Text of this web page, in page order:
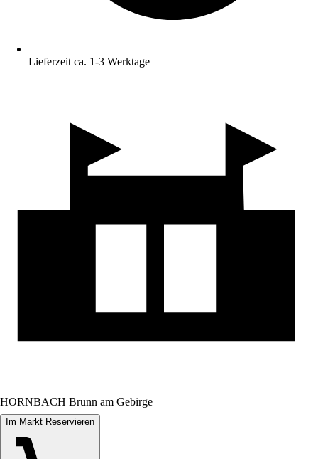
Lieferzeit ca. 1-3 Werktage
HORNBACH Brunn am Gebirge
Im Markt Reservieren